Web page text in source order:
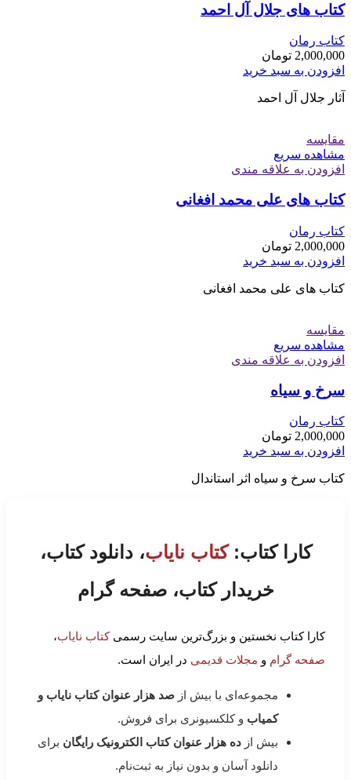
کتاب های جلال آل احمد
کتاب رمان
2,000,000 تومان
افزودن به سبد خرید
آثار جلال آل احمد
مقایسه
مشاهده سریع
افزودن به علاقه مندی
کتاب های علی محمد افغانی
کتاب رمان
2,000,000 تومان
افزودن به سبد خرید
کتاب های علی محمد افغانی
مقایسه
مشاهده سریع
افزودن به علاقه مندی
سرخ و سیاه
کتاب رمان
2,000,000 تومان
افزودن به سبد خرید
کتاب سرخ و سیاه اثر استاندال
کارا کتاب:کتاب نایاب، دانلود کتاب،
خریدار کتاب، صفحه گرام
کارا کتاب نخستین و بزرگ‌ترین سایت رسمیکتاب نایاب،
صفحه گرام و مجلات قدیمی در ایران است.
مجموعه‌ای با بیش از صد هزار عنوان کتاب نایاب و
کمیاب و کلکسیونری برای فروش.
بیش از ده هزار عنوان کتاب الکترونیک رایگان برای
دانلود آسان و بدون نیاز به ثبت‌نام.